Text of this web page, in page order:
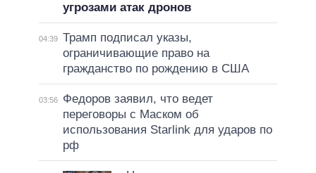
угрозами атак дронов
04:39 Трамп подписал указы,
ограничивающие право на
гражданство по рождению в США
03:56
Федоров заявил, что ведет
переговоры с Маском об
использования Starlink для ударов по
рф